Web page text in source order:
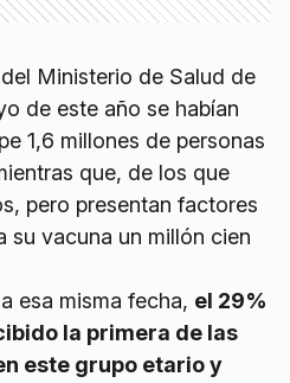
Ministerio de Salud de
de este año se habían
1,6 millones de personas
que, de los que
pero presentan factores
su vacuna un millón cien
esa misma fecha, el 29%
la primera de las
este grupo etario y